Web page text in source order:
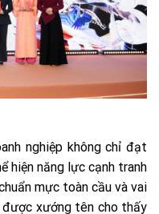
nghiệp không chỉ đạt
hiện năng lực cạnh tranh
mực toàn cầu và vai
xướng tên cho thấy